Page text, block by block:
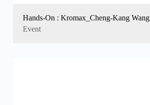
Hands-On : Kromax_Cheng-Kang Wang
Event